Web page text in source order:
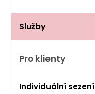
Služby
Pro klienty
Individuální sezení